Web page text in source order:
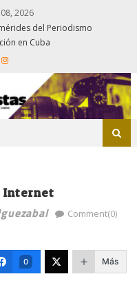
2026
del Periodismo
en Cuba
Internet
Comment(0)
0 Más